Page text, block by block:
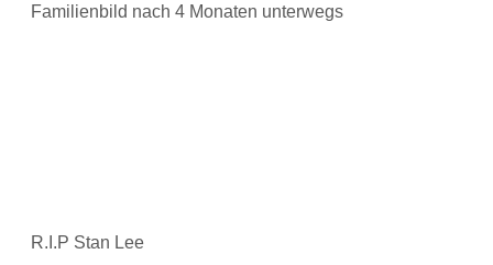
Familienbild nach 4 Monaten unterwegs
R.I.P Stan Lee